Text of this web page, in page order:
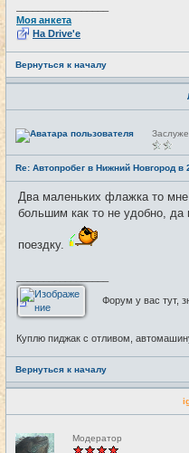
Моя анкета
На Drive'e
Вернуться к началу
Н
е
е
т
и
Re: Автопробег в Нижний Новгород в
Два маленьких флажка то
большим как то не удобно,
поездку.
Форум у вас тут,
Куплю пиджак с отливом,
Вернуться к началу
Н
е
Модератор